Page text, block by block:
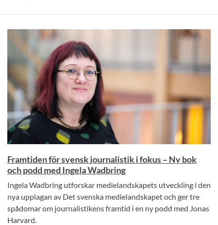
Framtiden för svensk journalistik i fokus – Ny bok
och podd med Ingela Wadbring
Ingela Wadbring utforskar medielandskapets utveckling i den
nya upplagan av Det svenska medielandskapet och ger tre
spådomar om journalistikens framtid i en ny podd med Jonas
Harvard.